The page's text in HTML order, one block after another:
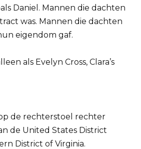
Daniel. Mannen die dachten
was. Mannen die dachten
eigendom gaf.
als Evelyn Cross, Clara’s
de rechterstoel rechter
de United States District
District of Virginia.